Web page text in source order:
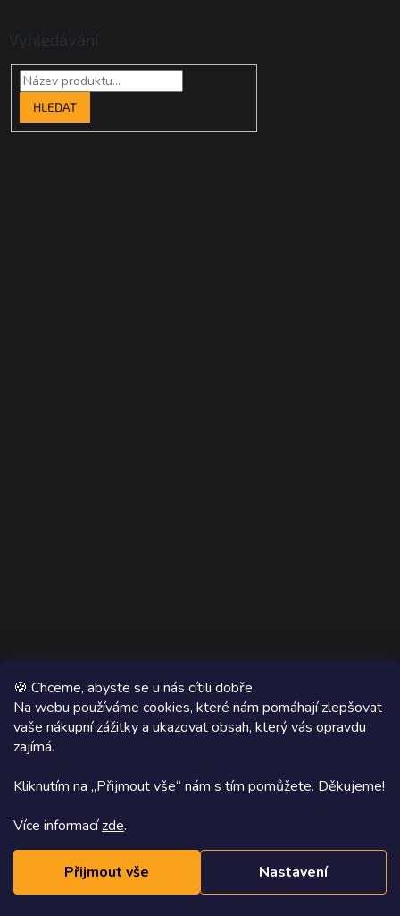
🍪 Chceme, abyste se u nás cítili dobře.
Na webu používáme cookies, které nám pomáhají zlepšovat
vaše nákupní zážitky a ukazovat obsah, který vás opravdu
zajímá.
Kliknutím na „Přijmout vše“ nám s tím pomůžete. Děkujeme!
Více informacízde.
Přijmout vše Nastavení
Vyhledávání
HLEDAT
Copyright 2026AZ WOOD
. Všechna práva vyhrazena.
Shoptetak.cz.